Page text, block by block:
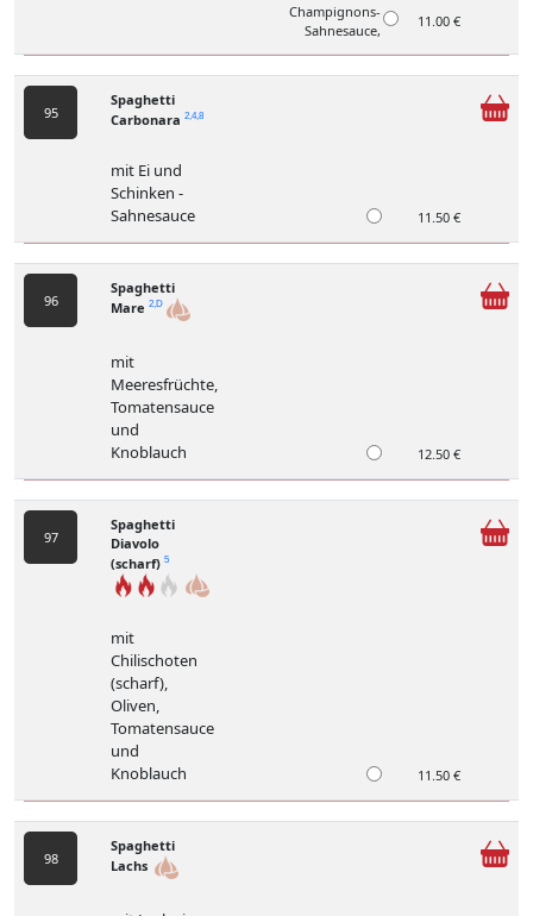
Champignons-
Sahnesauce,
11.00 €
95
Spaghetti
Carbonara 2,4,8
mit Ei und
Schinken -
Sahnesauce
11.50 €
96
Spaghetti
Mare 2,D
mit
Meeresfrüchte,
Tomatensauce
und
Knoblauch
12.50 €
97
Spaghetti
Diavolo
(scharf) 5
mit
Chilischoten
(scharf),
Oliven,
Tomatensauce
und
Knoblauch
11.50 €
98
Spaghetti
Lachs